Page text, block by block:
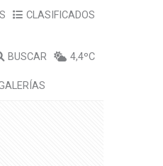
CLASIFICADOS
BUSCAR 4,4ºC